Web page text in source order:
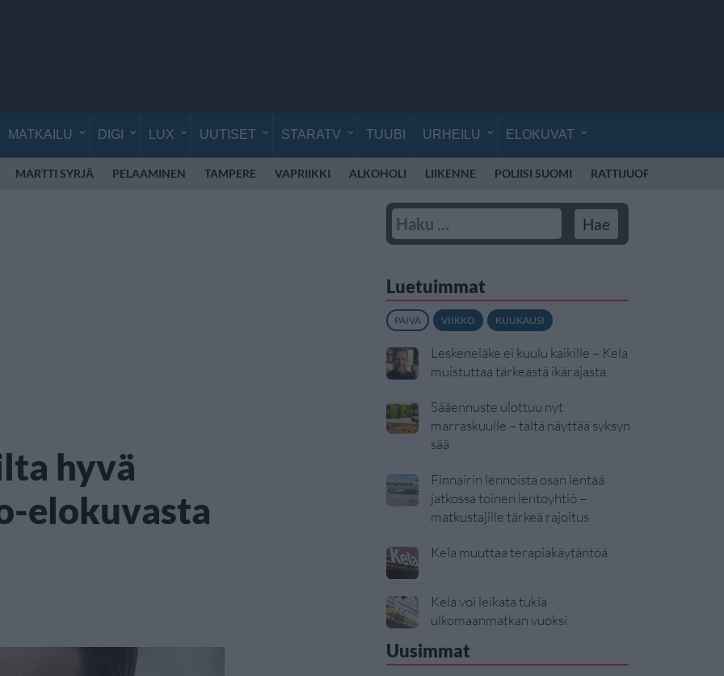
MATKAILU DIGI LUX UUTISET STARATV TUUBI URHEILU ELOKUVAT
MARTTI SYRJÄ PELAAMINEN TAMPERE VAPRIIKKI ALKOHOLI LIIKENNE POLIISI SUOMI RATTIJUOPPO
hyvä
elokuvasta
Luetuimmat
PÄIVÄ VIIKKO KUUKAUSI
Leskeneläke ei kuulu kaikille – Kela
muistuttaa tärkeästä ikärajasta
Sääennuste ulottuu nyt
marraskuulle – tältä näyttää syksyn
sää
Finnairin lennoista osan lentää
jatkossa toinen lentoyhtiö –
matkustajille tärkeä rajoitus
Kela muuttaa terapiakäytäntöä
Kela voi leikata tukia
ulkomaanmatkan vuoksi
Uusimmat